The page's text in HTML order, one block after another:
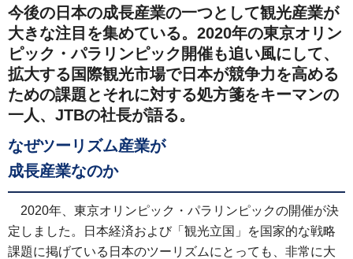
今後の日本の成長産業の一つとして観光産業が
大きな注目を集めている。2020年の東京オリン
ピック・パラリンピック開催も追い風にして、
拡大する国際観光市場で日本が競争力を高める
ための課題とそれに対する処方箋をキーマンの
一人、JTBの社長が語る。
なぜツーリズム産業が
成長産業なのか
2020年、東京オリンピック・パラリンピックの開催が決
定しました。日本経済および「観光立国」を国家的な戦略
課題に掲げている日本のツーリズムにとっても、非常に大